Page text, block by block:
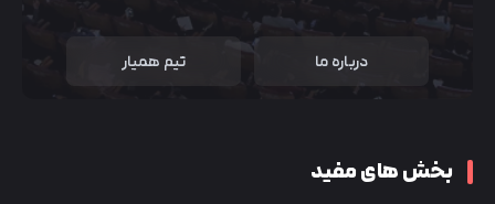
درباره ما تیم همیار
بخش های مفید